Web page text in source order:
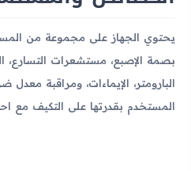
يحتوي الجهاز على مجموعة من
بصمة الإصبع، مستشعرات التسارع،
البارومتر، الإيماءات، ومراقبة
المستخدم بقدرتها على التكيف مع